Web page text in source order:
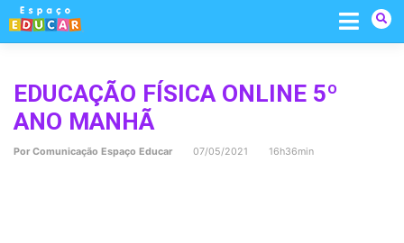
Skip
content
EDUCAÇÃO FÍSICA ONLINE 5º
ANO MANHÃ
Por Comunicação Espaço Educar 07/05/2021 16h36min